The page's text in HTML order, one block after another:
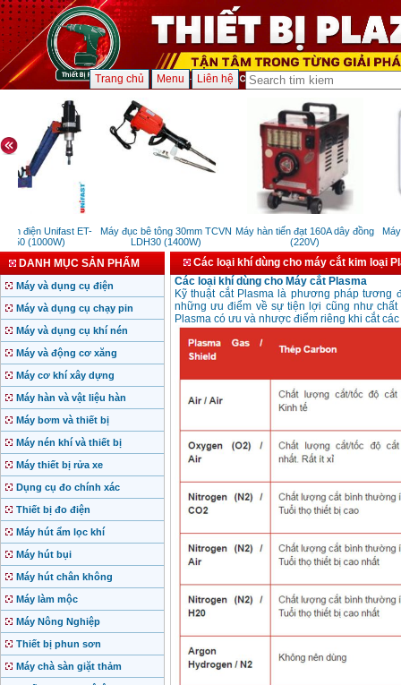
Trang chủ Menu Liên hệ
điện Unifast ET-
(1000W)
Máy đục bê tông 30mm TCVN
LDH30 (1400W)
Máy hàn tiến đạt 160A dây đồng
(220V)
DANH MỤC SẢN PHẨM
Máy và dụng cụ điện
Máy và dụng cụ chạy pin
Máy và dụng cụ khí nén
Máy và động cơ xăng
Máy cơ khí xây dựng
Máy hàn và vật liệu hàn
Máy bơm và thiết bị
Máy nén khí và thiết bị
Máy thiết bị rửa xe
Dụng cụ đo chính xác
Thiết bị đo điện
Máy hút ẩm lọc khí
Máy hút bụi
Máy hút chân không
Máy làm mộc
Máy Nông Nghiệp
Thiết bị phun sơn
Máy chà sàn giặt thảm
Các loại khí dùng cho máy cắt kim loại
Các loại khí dùng cho Máy cắt Plasma
Kỹ thuật cắt Plasma là phương pháp
những ưu điểm về sự tiện lợi cũng như
Plasma có ưu và nhược điểm riêng khi cắt